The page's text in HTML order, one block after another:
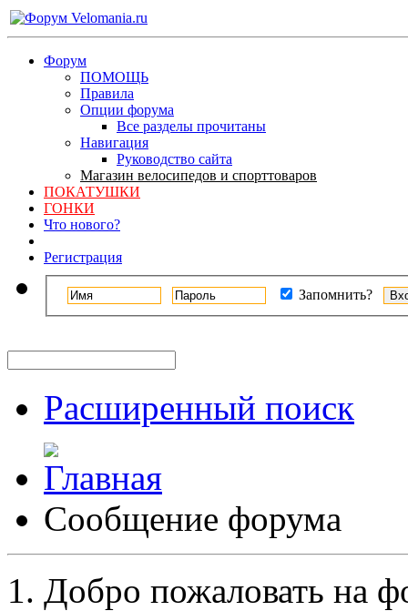
Форум
ПОМОЩЬ
Правила
Опции форума
Все разделы прочитаны
Навигация
Руководство сайта
Магазин велосипедов и спорттоваров
ПОКАТУШКИ
ГОНКИ
Что нового?
Регистрация
Запомнить?
Расширенный поиск
Сообщение форума
Добро пожаловать на